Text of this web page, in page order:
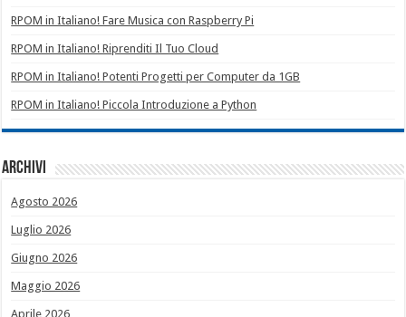
RPOM in Italiano! Fare Musica con Raspberry Pi
RPOM in Italiano! Riprenditi Il Tuo Cloud
RPOM in Italiano! Potenti Progetti per Computer da 1GB
RPOM in Italiano! Piccola Introduzione a Python
Archivi
Agosto 2026
Luglio 2026
Giugno 2026
Maggio 2026
Aprile 2026